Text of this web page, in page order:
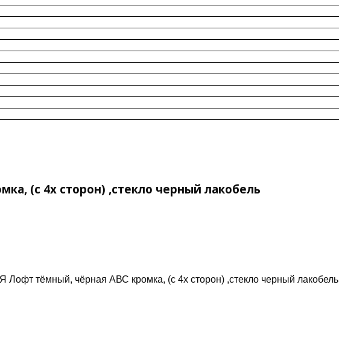
(с 4х сторон) ,стекло черный лакобель
тёмный, чёрная АВС кромка, (с 4х сторон) ,стекло черный лакобель